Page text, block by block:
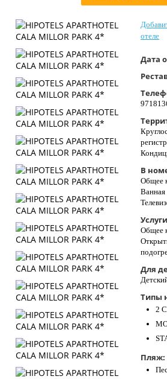
отеле
Дата
В
Общее
Ванная
Общее
Для
Типы
2
Пляж: